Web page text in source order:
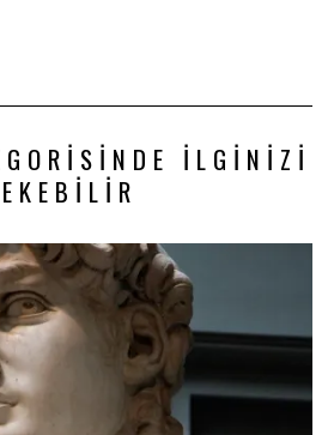
İLGINIZI